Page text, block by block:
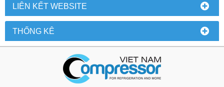
LIÊN KẾT WEBSITE
THỐNG KÊ